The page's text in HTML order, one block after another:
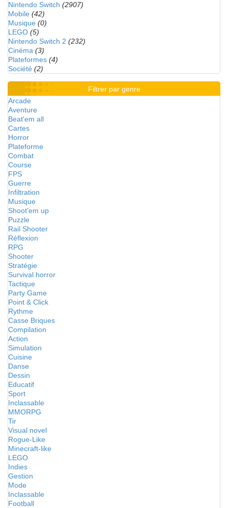
Nintendo Switch (2907)
Mobile (42)
Musique (0)
LEGO (5)
Nintendo Switch 2 (232)
Cinéma (3)
Plateformes (4)
Société (2)
Filtrer par genre
Arcade
Aventure
Beat'em all
Cartes
Horror
Plateforme
Combat
Course
FPS
Guerre
Infiltration
Musique
Shoot'em up
Puzzle
Rail Shooter
Réflexion
RPG
Shooter
Stratégie
Survival horror
Tactique
Party Game
Point & Click
Rythme
Casse Briques
Compilation
Action
Simulation
Cuisine
Danse
Dessin
Educatif
Sport
Inclassable
MMORPG
Tir
Visual novel
Rogue-Like
Minecraft-like
LEGO
Indies
Gestion
Mode
Inclassable
Football